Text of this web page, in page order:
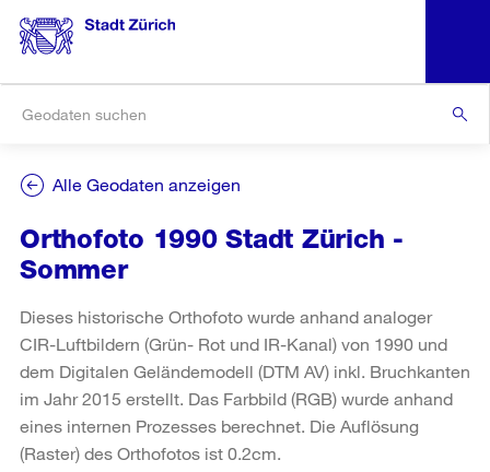
Alle Geodaten anzeigen
Orthofoto 1990 Stadt Zürich -
Sommer
Dieses historische Orthofoto wurde anhand analoger
CIR-Luftbildern (Grün- Rot und IR-Kanal) von 1990 und
dem Digitalen Geländemodell (DTM AV) inkl. Bruchkanten
im Jahr 2015 erstellt. Das Farbbild (RGB) wurde anhand
eines internen Prozesses berechnet. Die Auflösung
(Raster) des Orthofotos ist 0.2cm.